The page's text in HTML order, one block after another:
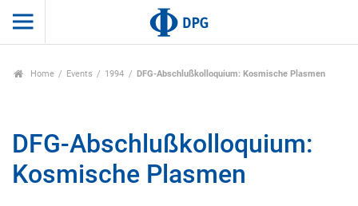
Home Events 1994 DFG-Abschlußkolloquium: Kosmische Plasmen
DFG-Abschlußkolloquium:
Kosmische Plasmen